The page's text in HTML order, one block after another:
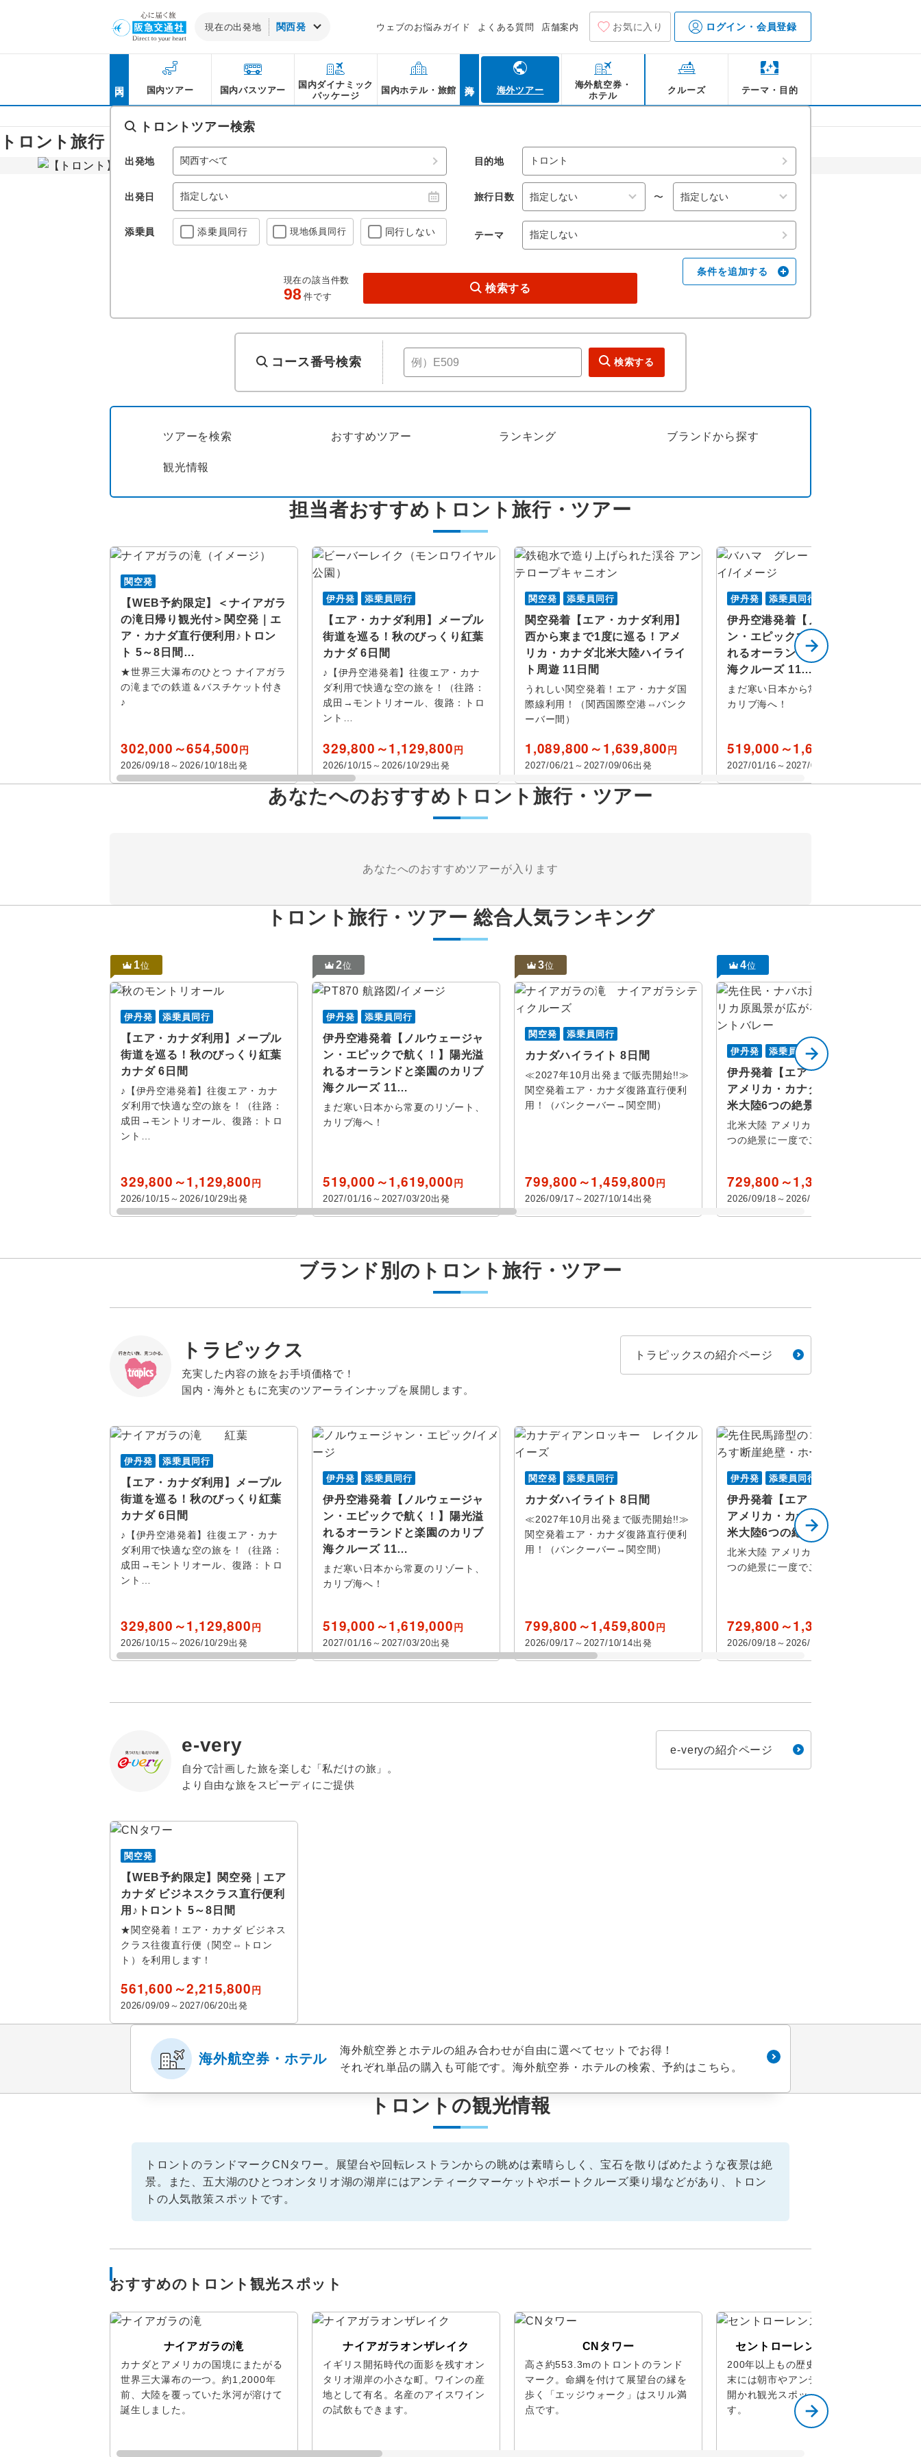
現在の出発地 関西発
東北発
東海発
関西発
中国発
四国発
ウェブのお悩みガイド よくある質問 店舗案内 お気に入り ログイン・会員登録
国内ツアー 国内バスツアー
国内ダイナミック
パッケージ
国内ホテル・旅館 海外ツアー
海外航空券・
ホテル
クルーズ テーマ・目的
トロント旅行・ツアー
トロントはCNタワーやハーバーフロントなどの観光スポット、チキンウィングやナナイモバーなどのグルメも
いっぱい！お得なトロント旅行・トロントツアーなら阪急交通社におまかせ！
【トロント】CNタワー スカイドーム
【トロント】トロント市庁舎
【トロント】CNタワー スカイドーム
トロントツアー検索
出発地 目的地
出発日 旅行日数 〜
添乗員 添乗員同行 現地係員 同行 同行しない テーマ
現在の該当件数
98 件です
条件を追加する
検索する
北海道
東北
東海
関西すべて
新大阪駅
新神戸駅・新大阪駅・
京都駅
神戸港
中国
四国
北米
バンクーバー トロント ナイアガラフォールズ
カナディアンロッキー レイクルイーズ ビクトリア
ローレンシャン高原 コロンビア大氷原
ベルビル ジャスパー
ホワイトホース
オタワ アルゴンキン州立公園 シャーロットタウン
プリンスエドワード島 ハリファックス
イースタンタウンシッ
この月をすべて選択
年 月
旅行タイプ
家族旅行 卒業旅行
乗り物
観光列車
レンタカー付き
宿泊施設、送迎 他
歴史 / 文化
世界遺産 歴史 美術館・博物館
花 / 自然
自然探訪
スポーツ体験 / 観戦
その他テーマ
指定 除外
エコノミー
プレミアムエコノミー
トラピックス
クリスタルハート
フレンドツアー
ロイヤルコレクション
催行確定
1名催行
コース番号検索 検索する
ツアーを検索 おすすめツアー ランキング ブランドから探す
観光情報
担当者おすすめトロント旅行・ツアー
関空発
【WEB予約限定】＜ナイアガラ
の滝日帰り観光付＞関空発｜エ
ア・カナダ直行便利用♪トロン
ト 5～8日間…
★世界三大瀑布のひとつ ナイアガラ
の滝までの鉄道＆バスチケット付き
♪
302,000～654,500円
2026/09/18～2026/10/18出発
伊丹発 添乗員同行
【エア・カナダ利用】メープル
街道を巡る！秋のびっくり紅葉
カナダ 6日間
♪【伊丹空港発着】往復エア・カナ
ダ利用で快適な空の旅を！（往路：
成田→モントリオール、復路：トロ
ント…
329,800～1,129,800円
2026/10/15～2026/10/29出発
関空発 添乗員同行
関空発着【エア・カナダ利用】
西から東まで1度に巡る！アメ
リカ・カナダ北米大陸ハイライ
ト周遊 11日間
うれしい関空発着！エア・カナダ国
際線利用！（関西国際空港⇔バンク
ーバー間）
1,089,800～1,639,800円
2027/06/21～2027/09/06出発
伊丹発 添乗員同行
伊丹空港発着【ノルウェージャ
ン・エピックで航く！】陽光溢
れるオーランドと楽園のカリブ
海クルーズ 11…
まだ寒い日本から常夏のリゾート、
カリブ海へ！
519,000～1,619,000
2027/01/16～2027/03/20出発
あなたへのおすすめトロント旅行・ツアー
あなたへのおすすめツアーが入ります
トロント旅行・ツアー 総合人気ランキング
1位
伊丹発 添乗員同行
【エア・カナダ利用】メープル
街道を巡る！秋のびっくり紅葉
カナダ 6日間
♪【伊丹空港発着】往復エア・カナ
ダ利用で快適な空の旅を！（往路：
成田→モントリオール、復路：トロ
ント…
329,800～1,129,800円
2026/10/15～2026/10/29出発
2位
伊丹発 添乗員同行
伊丹空港発着【ノルウェージャ
ン・エピックで航く！】陽光溢
れるオーランドと楽園のカリブ
海クルーズ 11…
まだ寒い日本から常夏のリゾート、
カリブ海へ！
519,000～1,619,000円
2027/01/16～2027/03/20出発
3位
関空発 添乗員同行
カナダハイライト 8日間
≪2027年10月出発まで販売開始!!≫
関空発着エア・カナダ復路直行便利
用！（バンクーバー→関空間）
799,800～1,459,800円
2026/09/17～2027/10/14出発
4位
伊丹発 添乗員同行
伊丹発着【エア・カナダ利用】
アメリカ・カナダ2か国周遊 北
米大陸6つの絶景 8日間
北米大陸 アメリカ・カナダが誇る6
つの絶景に一度でご案内！
729,800～1,379,800
2026/09/18～2026/10/09出発
ブランド別のトロント旅行・ツアー
トラピックス
充実した内容の旅をお手頃価格で！
国内・海外ともに充実のツアーラインナップを展開します。
トラピックスの紹介ページ
伊丹発 添乗員同行
【エア・カナダ利用】メープル
街道を巡る！秋のびっくり紅葉
カナダ 6日間
♪【伊丹空港発着】往復エア・カナ
ダ利用で快適な空の旅を！（往路：
成田→モントリオール、復路：トロ
ント…
329,800～1,129,800円
2026/10/15～2026/10/29出発
伊丹発 添乗員同行
伊丹空港発着【ノルウェージャ
ン・エピックで航く！】陽光溢
れるオーランドと楽園のカリブ
海クルーズ 11…
まだ寒い日本から常夏のリゾート、
カリブ海へ！
519,000～1,619,000円
2027/01/16～2027/03/20出発
関空発 添乗員同行
カナダハイライト 8日間
≪2027年10月出発まで販売開始!!≫
関空発着エア・カナダ復路直行便利
用！（バンクーバー→関空間）
799,800～1,459,800円
2026/09/17～2027/10/14出発
伊丹発 添乗員同行
伊丹発着【エア・カナダ利用】
アメリカ・カナダ2か国周遊 北
米大陸6つの絶景 8日間
北米大陸 アメリカ・カナダが誇る6
つの絶景に一度でご案内！
729,800～1,379,800
2026/09/18～2026/10/09出発
e-very
自分で計画した旅を楽しむ「私だけの旅」。
より自由な旅をスピーディにご提供
e-veryの紹介ページ
関空発
【WEB予約限定】関空発｜エア
カナダ ビジネスクラス直行便利
用♪トロント 5～8日間
★関空発着！エア・カナダ ビジネス
クラス往復直行便（関空⇔トロン
ト）を利用します！
561,600～2,215,800円
2026/09/09～2027/06/20出発
海外航空券・ホテル
海外航空券とホテルの組み合わせが自由に選べてセットでお得！
それぞれ単品の購入も可能です。 海外航空券・ホテルの検索、予約はこちら。
トロントの観光情報
トロントのランドマークCNタワー。展望台や回転レストランからの眺めは素晴らしく、宝石を散りばめたような夜景は絶
景。また、五大湖のひとつオンタリオ湖の湖岸にはアンティークマーケットやボートクルーズ乗り場などがあり、トロン
トの人気散策スポットです。
おすすめのトロント観光スポット
ナイアガラの滝
カナダとアメリカの国境にまたがる
世界三大瀑布の一つ。約1,2000年
前、大陸を覆っていた氷河が溶けて
誕生しました。
ナイアガラオンザレイク
イギリス開拓時代の面影を残すオン
タリオ湖岸の小さな町。ワインの産
地として有名。名産のアイスワイン
の試飲もできます。
CNタワー
高さ約553.3mのトロントのランド
マーク。命綱を付けて展望台の縁を
歩く「エッジウォーク」はスリル満
点です。
セントローレンスマーケット
200年以上もの歴史がある市場。週
末には朝市やアンティーク市なども
開かれ観光スポットとしても人気で
す。